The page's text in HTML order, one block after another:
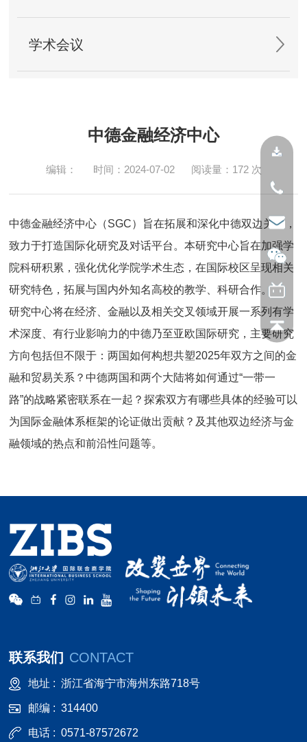
学术会议
中德金融经济中心
编辑： 时间：2024-07-02 阅读量： 172 次
中德金融经济中心（SGC）旨在拓展和深化中德双边关系，
致力于打造国际化研究及对话平台。本研究中心旨在加强学
院科研积累，强化优化学院学术生态，在国际校区呈现相关
研究特色，拓展与国内外知名高校的教学、科研合作。
研究中心将在经济、金融以及相关交叉领域开展一系列有学
术深度、有行业影响力的中德乃至亚欧国际研究，主要研究
方向包括但不限于：两国如何构想共塑2025年双方之间的金
融和贸易关系？中德两国和两个大陆将如何通过“一带一
路”的战略紧密联系在一起？探索双方有哪些具体的经验可以
为国际金融体系框架的论证做出贡献？及其他双边经济与金
融领域的热点和前沿性问题等。
联系我们 CONTACT
地址 :浙江省海宁市海州东路718号
邮编 :314400
电话 :0571-87572672